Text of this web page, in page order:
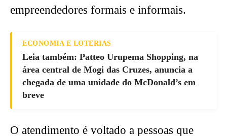
empreendedores formais e informais.
ECONOMIA E LOTERIAS
Leia também: Patteo Urupema Shopping, na
área central de Mogi das Cruzes, anuncia a
chegada de uma unidade do McDonald’s em
breve
O atendimento é voltado a pessoas que